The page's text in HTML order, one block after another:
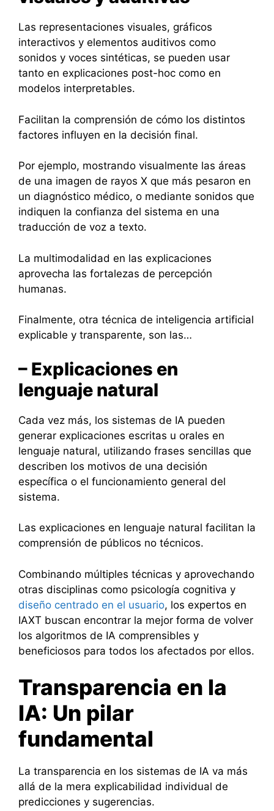
Las representaciones visuales, gráficos
interactivos y elementos auditivos como
sonidos y voces sintéticas, se pueden usar
tanto en explicaciones post-hoc como en
modelos interpretables.
Facilitan la comprensión de cómo los distintos
factores influyen en la decisión final.
Por ejemplo, mostrando visualmente las áreas
de una imagen de rayos X que más pesaron en
un diagnóstico médico, o mediante sonidos que
indiquen la confianza del sistema en una
traducción de voz a texto.
La multimodalidad en las explicaciones
aprovecha las fortalezas de percepción
humanas.
Finalmente, otra técnica de inteligencia artificial
explicable y transparente, son las…
– Explicaciones en
lenguaje natural
Cada vez más, los sistemas de IA pueden
generar explicaciones escritas u orales en
lenguaje natural, utilizando frases sencillas que
describen los motivos de una decisión
específica o el funcionamiento general del
sistema.
Las explicaciones en lenguaje natural facilitan la
comprensión de públicos no técnicos.
Combinando múltiples técnicas y aprovechando
otras disciplinas como psicología cognitiva y
diseño centrado en el usuario, los expertos en
IAXT buscan encontrar la mejor forma de volver
los algoritmos de IA comprensibles y
beneficiosos para todos los afectados por ellos.
Transparencia en la
IA: Un pilar
fundamental
La transparencia en los sistemas de IA va más
allá de la mera explicabilidad individual de
predicciones y sugerencias.